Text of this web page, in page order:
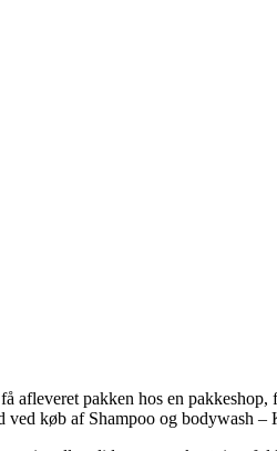
pakken hos en pakkeshop,
ved køb af Shampoo og bodywash –